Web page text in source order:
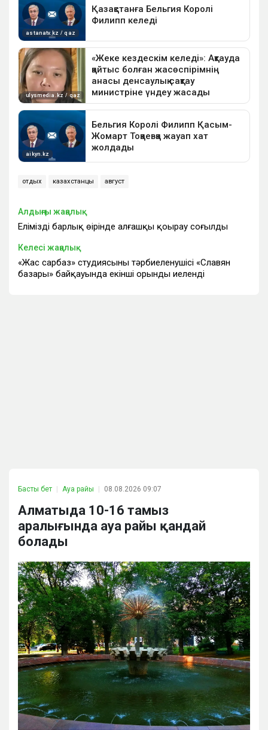
отдых казахстанцы август
Алдыңғы жаңалық
Еліміздің барлық өңірінде алғашқы қоңырау соғылды
Келесі жаңалық
«Жас сарбаз» студиясының тәрбиеленушісі «Славян
базары» байқауында екінші орынды иеленді
Басты бет Ауа райы 08.08.2026 09:07
Алматыда 10-16 тамыз
аралығында ауа райы қандай
болады